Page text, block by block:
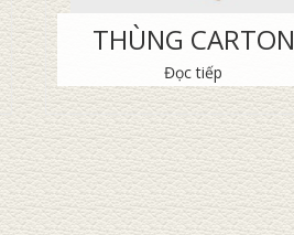
THÙNG CARTON
Đọc tiếp